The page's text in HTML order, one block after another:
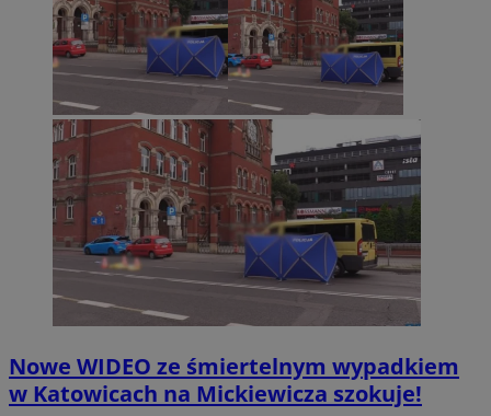
Nowe WIDEO ze śmiertelnym wypadkiem
w Katowicach na Mickiewicza szokuje!